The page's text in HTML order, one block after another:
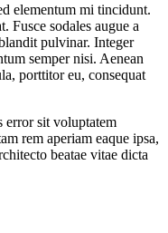
elementum mi tincidunt.
Fusce sodales augue a
pulvinar. Integer
semper nisi. Aenean
porttitor eu, consequat
error sit voluptatem
rem aperiam eaque ipsa,
beatae vitae dicta